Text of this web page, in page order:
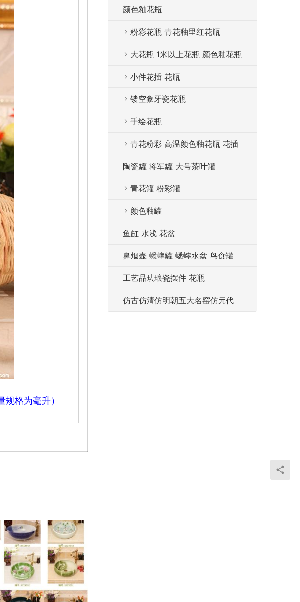
格为毫升）
颜色釉花瓶
粉彩花瓶 青花釉里红花瓶
大花瓶 1米以上花瓶 颜色釉花瓶
小件花插 花瓶
镂空象牙瓷花瓶
手绘花瓶
青花粉彩 高温颜色釉花瓶 花插
陶瓷罐 将军罐 大号茶叶罐
青花罐 粉彩罐
颜色釉罐
鱼缸 水浅 花盆
鼻烟壶 蟋蟀罐 蟋蟀水盆 鸟食罐
工艺品珐琅瓷摆件 花瓶
仿古仿清仿明朝五大名窑仿元代